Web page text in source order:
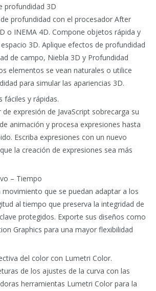
profundidad 3D
profundidad con el procesador After
o INEMA 4D. Compone objetos rápida y
3D. Aplique efectos de profundidad
de campo, Niebla 3D y Profundidad
elementos se vean naturales o utilice
para simular las apariencias 3D.
fáciles y rápidas.
expresión de JavaScript sobrecarga su
animación y procesa expresiones hasta
Escriba expresiones con un nuevo
la creación de expresiones sea más
– Tiempo
movimiento que se puedan adaptar a los
al tiempo que preserva la integridad de
protegidos. Exporte sus diseños como
Graphics para una mayor flexibilidad
del color con Lumetri Color.
de los ajustes de la curva con las
herramientas Lumetri Color para la